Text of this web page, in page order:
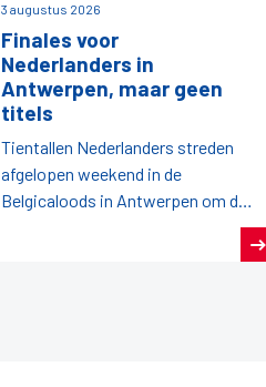
3 augustus 2026
Finales voor
Nederlanders in
Antwerpen, maar geen
titels
Tientallen Nederlanders streden
afgelopen weekend in de
Belgicaloods in Antwerpen om de
titels tijdens het Open Antwerpen